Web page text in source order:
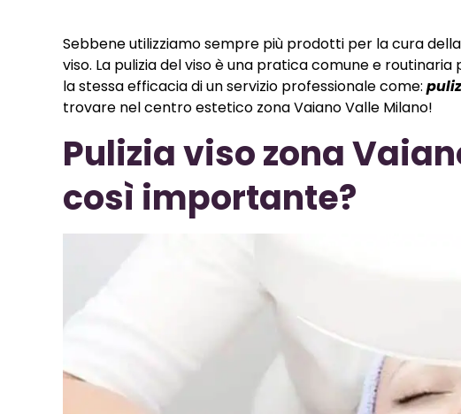
Sebbene utilizziamo sempre più prodotti per la cura
viso. La pulizia del viso è una pratica comune e
la stessa efficacia di un servizio professionale come:
trovare nel centro estetico zona Vaiano Valle Milano!
Pulizia viso zona
così importante?